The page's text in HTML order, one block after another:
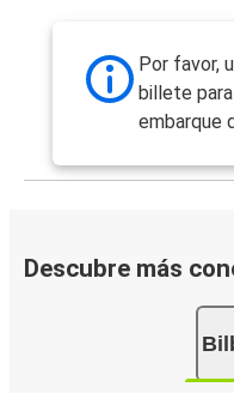
Por favor,
billete
embarque
Descubre más